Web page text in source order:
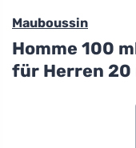
Mauboussin
Homme 100
für Herren 20